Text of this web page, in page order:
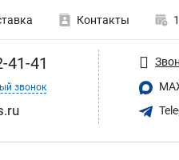
Контакты
41-41
звонок